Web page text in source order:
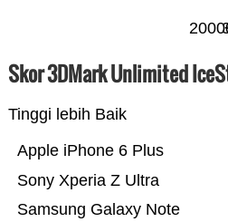
Skor 3DMark Unlimited
Tinggi lebih Baik
Samsung Galaxy Note
Sony Xperia Z Ultra
Apple iPhone 6 Plus